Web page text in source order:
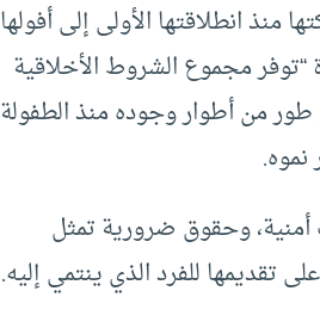
منذ انطلاقتها الأولى إلى أفولها
مجموع الشروط الأخلاقية
من أطوار وجوده منذ الطفولة
أمنية، وحقوق ضرورية تمثل
تقديمها للفرد الذي ينتمي إليه.